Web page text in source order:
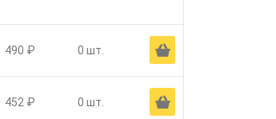
490 ₽ 0 шт. Ä
452 ₽ 0 шт. Ä